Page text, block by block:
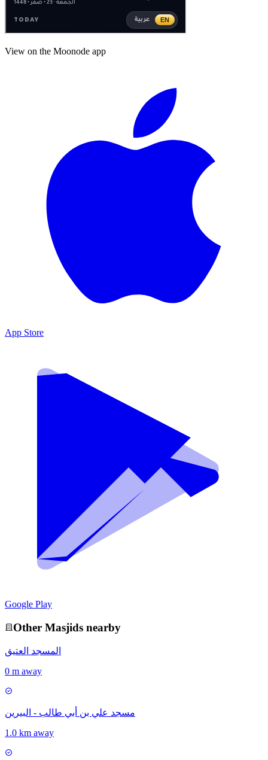
View on the Moonode app
App Store
Google Play
Other Masjids nearby
المسجد العتيق
0 m away
مسجد علي بن أبي طالب - البيرين
1.0 km away